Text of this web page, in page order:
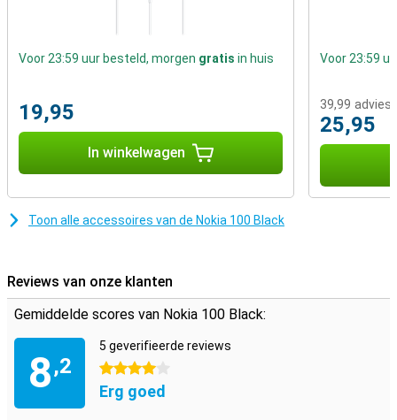
Voor 23:59 uur besteld, morgen gratis in huis
19,95
In winkelwagen
Voor 23:59
39,99
25,95
Toon alle accessoires van de Nokia 100 Black
Reviews van onze klanten
Gemiddelde scores van Nokia 100 Black:
8,2
5 geverifieerde reviews
4 sterren
Erg goed